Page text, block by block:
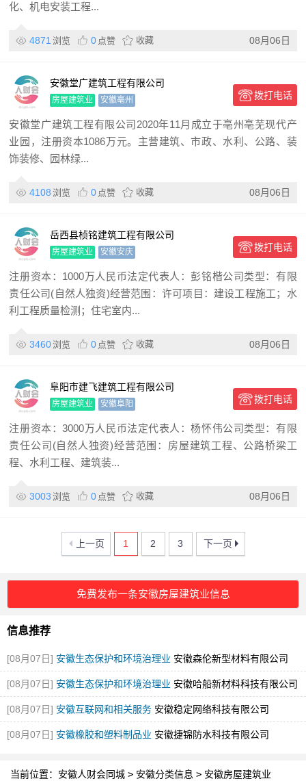
化、机电安装工程...
4871 浏览 0 点赞 收藏 08月06日
安徽堂广建筑工程有限公司
房屋建筑业 安徽亳州 拨打电话
安徽堂广建筑工程有限公司2020年11月成立于亳州亳芜现代产
业园，注册资本1086万元。主营建筑、市政、水利、公路、装
饰装修、园林绿...
4108 浏览 0 点赞 收藏 08月06日
岳西县桢铭建筑工程有限公司
房屋建筑业 安徽安庆 拨打电话
注册资本：1000万人民币法定代表人：彭铭楷公司类型：有限
责任公司(自然人独资)经营范围：许可项目：建设工程施工；水
利工程质量检测；住宅室内...
3460浏览 0 点赞 收藏 08月06日
阜阳市建飞建筑工程有限公司
房屋建筑业 安徽阜阳 拨打电话
注册资本：3000万人民币法定代表人：杨怀伟公司类型：有限
责任公司(自然人独资)经营范围：房屋建筑工程、公路桥梁工
程、水利工程、建筑装...
3003 浏览 0 点赞 收藏 08月06日
上一页 1 2 3 下一页
免费发布一条安徽房屋建筑业信息
信息推荐
[08月07日] 安徽生态保护和环境治理业 安徽森伦新型材料有限公司
[08月07日] 安徽生态保护和环境治理业 安徽哈船新材料科技有限公司
[08月07日] 安徽互联网和相关服务 安徽稳定网络科技有限公司
[08月07日] 安徽橡胶和塑料制品业 安徽捷锦防水科技有限公司
当前位置： 安徽人财会同城 > 安徽分类信息 > 安徽房屋建筑业